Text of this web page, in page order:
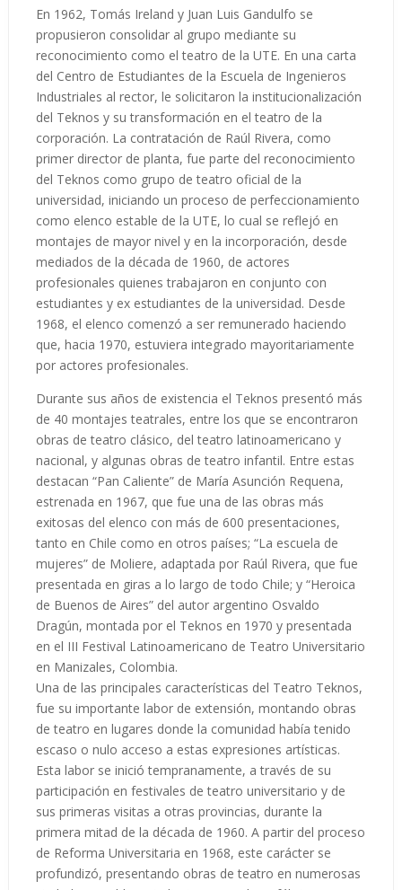
En 1962, Tomás Ireland y Juan Luis Gandulfo se
propusieron consolidar al grupo mediante su
reconocimiento como el teatro de la UTE. En una carta
del Centro de Estudiantes de la Escuela de Ingenieros
Industriales al rector, le solicitaron la institucionalización
del Teknos y su transformación en el teatro de la
corporación. La contratación de Raúl Rivera, como
primer director de planta, fue parte del reconocimiento
del Teknos como grupo de teatro oficial de la
universidad, iniciando un proceso de perfeccionamiento
como elenco estable de la UTE, lo cual se reflejó en
montajes de mayor nivel y en la incorporación, desde
mediados de la década de 1960, de actores
profesionales quienes trabajaron en conjunto con
estudiantes y ex estudiantes de la universidad. Desde
1968, el elenco comenzó a ser remunerado haciendo
que, hacia 1970, estuviera integrado mayoritariamente
por actores profesionales.
Durante sus años de existencia el Teknos presentó más
de 40 montajes teatrales, entre los que se encontraron
obras de teatro clásico, del teatro latinoamericano y
nacional, y algunas obras de teatro infantil. Entre estas
destacan “Pan Caliente” de María Asunción Requena,
estrenada en 1967, que fue una de las obras más
exitosas del elenco con más de 600 presentaciones,
tanto en Chile como en otros países; “La escuela de
mujeres” de Moliere, adaptada por Raúl Rivera, que fue
presentada en giras a lo largo de todo Chile; y “Heroica
de Buenos de Aires” del autor argentino Osvaldo
Dragún, montada por el Teknos en 1970 y presentada
en el III Festival Latinoamericano de Teatro Universitario
en Manizales, Colombia.
Una de las principales características del Teatro Teknos,
fue su importante labor de extensión, montando obras
de teatro en lugares donde la comunidad había tenido
escaso o nulo acceso a estas expresiones artísticas.
Esta labor se inició tempranamente, a través de su
participación en festivales de teatro universitario y de
sus primeras visitas a otras provincias, durante la
primera mitad de la década de 1960. A partir del proceso
de Reforma Universitaria en 1968, este carácter se
profundizó, presentando obras de teatro en numerosas